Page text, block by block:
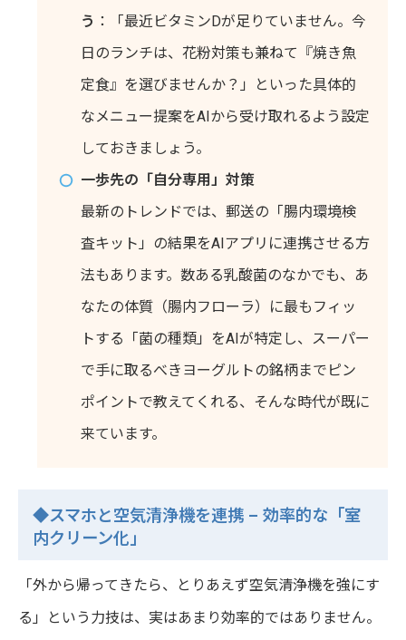
う ：「最近ビタミンDが足りていません。今
日のランチは、花粉対策も兼ねて『焼き魚
定食』を選びませんか？」といった具体的
なメニュー提案をAIから受け取れるよう設定
しておきましょう。
一歩先の「自分専用」対策
最新のトレンドでは、郵送の「腸内環境検
査キット」の結果をAIアプリに連携させる方
法もあります。数ある乳酸菌のなかでも、あ
なたの体質（腸内フローラ）に最もフィッ
トする「菌の種類」をAIが特定し、スーパー
で手に取るべきヨーグルトの銘柄までピン
ポイントで教えてくれる、そんな時代が既に
来ています。
◆スマホと空気清浄機を連携 – 効率的な「室
内クリーン化」
「外から帰ってきたら、とりあえず空気清浄機を強にす
る」という力技は、実はあまり効率的ではありません。